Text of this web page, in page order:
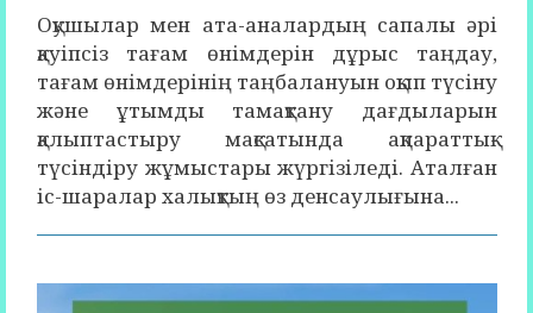
Оқушылар мен ата-аналардың сапалы әрі
қауіпсіз тағам өнімдерін дұрыс таңдау,
тағам өнімдерінің таңбалануын оқып түсіну
және ұтымды тамақтану дағдыларын
қалыптастыру мақсатында ақпараттық-
түсіндіру жұмыстары жүргізіледі. Аталған
іс-шаралар халықтың өз денсаулығына...